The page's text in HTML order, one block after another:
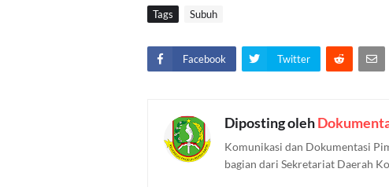
Tags Subuh
Facebook Twitter
Diposting oleh
Komunikasi dan Dokumentasi
bagian dari Sekretariat Daerah